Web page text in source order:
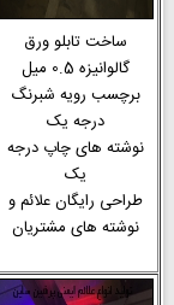
ساخت تابلو ورق
گالوانیزه 0.5 میل
برچسب رویه شبرنگ
درجه یک
نوشته های چاپ درجه
یک
طراحی رایگان علائم و
نوشته های مشتریان